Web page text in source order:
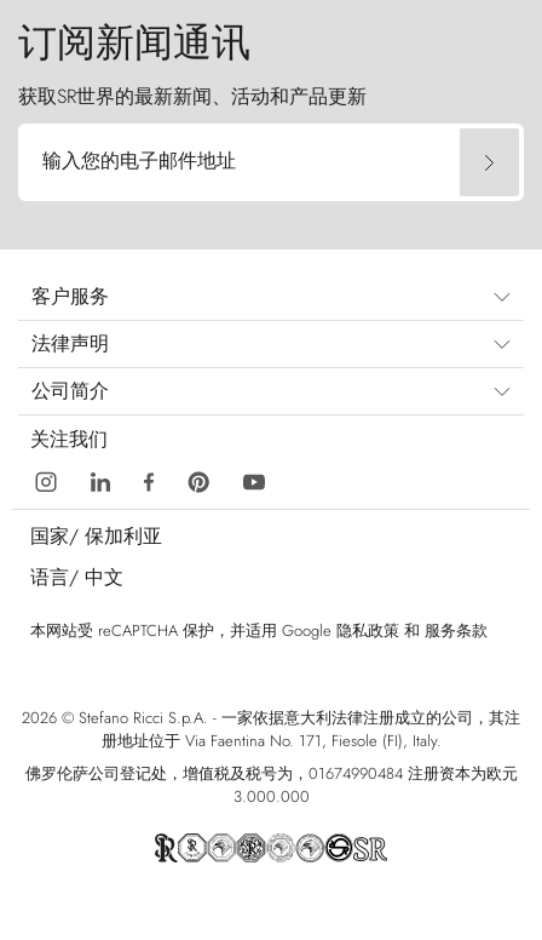
订阅新闻通讯
获取SR世界的最新新闻、活动和产品更新
输入您的电子邮件地址
客户服务
法律声明
公司简介
关注我们
国家/ 保加利亚
语言/ 中文
本网站受 reCAPTCHA 保护，并适用 Google 隐私政策 和 服务条款
2026 © Stefano Ricci S.p.A. - 一家依据意大利法律注册成立的公司，其注
册地址位于 Via Faentina No. 171, Fiesole (FI), Italy.
佛罗伦萨公司登记处，增值税及税号为，01674990484 注册资本为欧元
3.000.000